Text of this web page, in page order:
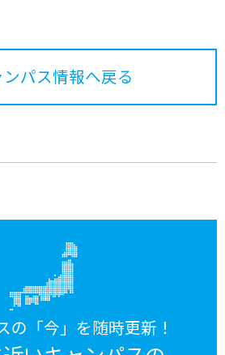
ンパス情報へ戻る
の「今」を随時更新！